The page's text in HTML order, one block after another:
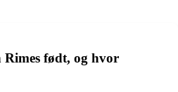
født, og hvor